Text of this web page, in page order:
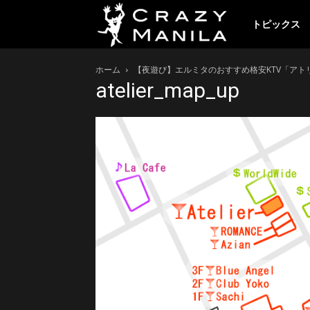
レ
イ
ジ
ー
マ
トピックス
ホーム 【夜遊び】エルミタのおすすめ格安KTV「アト
atelier_map_up